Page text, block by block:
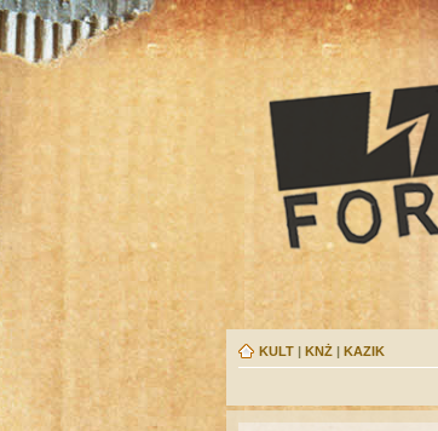
KULT | KNŻ | KAZIK